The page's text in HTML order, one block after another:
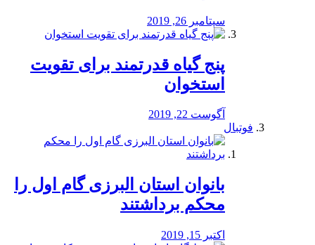
سپتامبر 26, 2019
پنج گیاه قدرتمند برای تقویت
استخوان
آگوست 22, 2019
فوتبال
بانوان استان البرزی گام اول را
محكم برداشتند
اکتبر 15, 2019